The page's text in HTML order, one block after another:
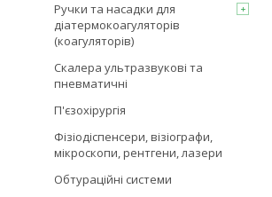
Ручки та насадки для
діатермокоагуляторів
(коагуляторів)
Скалера ультразвукові та
пневматичні
П'єзохірургія
Фізіодіспенсери, візіографи,
мікроскопи, рентгени, лазери
Обтураційні системи